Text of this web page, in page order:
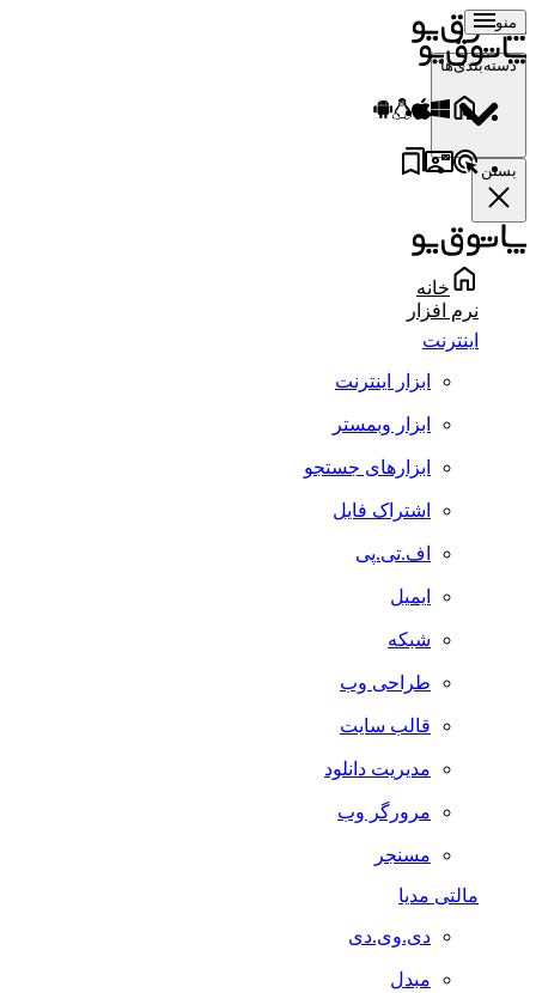
منو
دسته‌بندی‌ها
بستن
خانه
نرم افزار
اینترنت
ابزار اینترنت
ابزار وبمستر
ابزارهای جستجو
اشتراک فایل
اف.تی.پی
ایمیل
شبکه
طراحی وب
قالب سایت
مدیریت دانلود
مرورگر وب
مسنجر
مالتی مدیا
دی.وی.دی
مبدل